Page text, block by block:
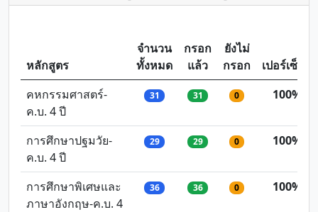
หลักสูตร
จำนวน
ทั้งหมด
กรอก
แล้ว
ยังไม่
กรอก
เปอร์เซ็นต์
คหกรรมศาสตร์-
ค.บ. 4 ปี
31 31 0 100%
การศึกษาปฐมวัย-
ค.บ. 4 ปี
29 29 0 100%
การศึกษาพิเศษและ
ภาษาอังกฤษ-ค.บ. 4
36 36 0 100%